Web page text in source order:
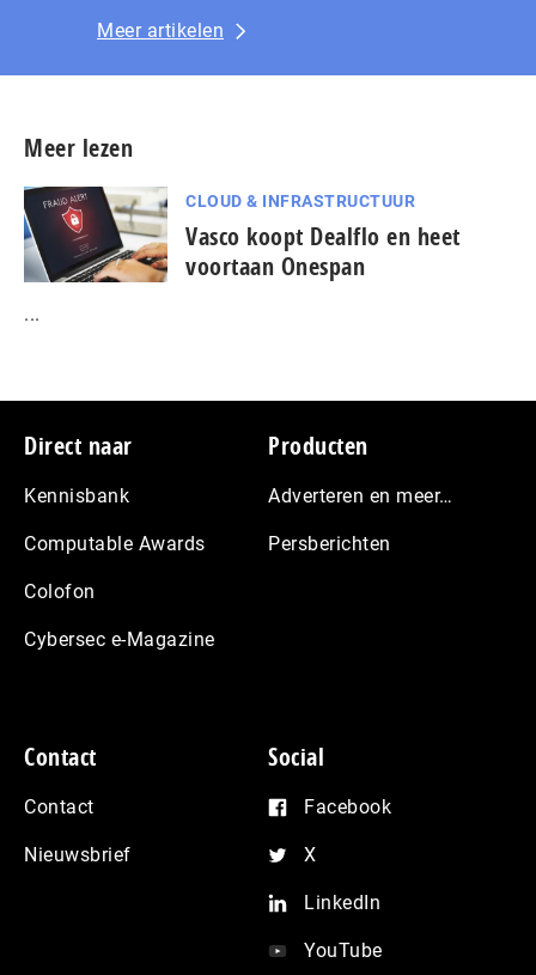
Meer artikelen
Meer lezen
CLOUD & INFRASTRUCTUUR
Vasco koopt Dealflo en heet
voortaan Onespan
...
Footer
Direct naar
Kennisbank
Computable Awards
Colofon
Cybersec e-Magazine
Producten
Adverteren en meer…
Persberichten
Contact
Contact
Nieuwsbrief
Social
Facebook
X
LinkedIn
YouTube